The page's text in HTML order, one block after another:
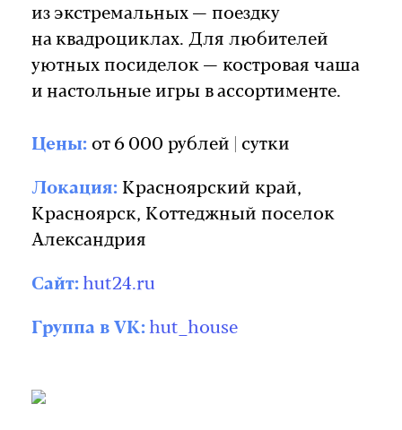
из экстремальных — поездку
на квадроциклах. Для любителей
уютных посиделок — костровая чаша
и настольные игры в ассортименте.
Цены: от 6 000 рублей | сутки
Локация: Красноярский край,
Красноярск, Коттеджный поселок
Александрия
Сайт: hut24.ru
Группа в VK: hut_house